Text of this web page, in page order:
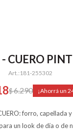
CUERO
181-255302
$6.290
forro, capellada
un look de día o de